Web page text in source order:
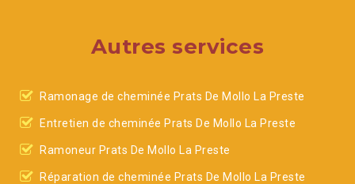
Autres services
Ramonage de cheminée Prats De Mollo La Preste
Entretien de cheminée Prats De Mollo La Preste
Ramoneur Prats De Mollo La Preste
Réparation de cheminée Prats De Mollo La Preste